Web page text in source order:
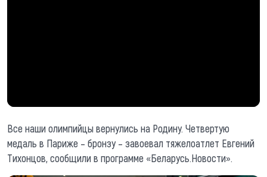
Все наши олимпийцы вернулись на Родину. Четвертую
медаль в Париже – бронзу – завоевал тяжелоатлет Евгений
Тихонцов, сообщили в программе «Беларусь.Новости».